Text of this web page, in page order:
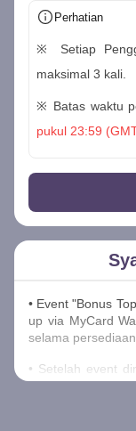
Perhatian
※ Setiap
maksimal 3 kali.
※ Batas waktu
pukul 23:59
• Event "Bonus
up via MyCard
selama
• Setelah event
dianggap telah
metode
tunai MyCard,